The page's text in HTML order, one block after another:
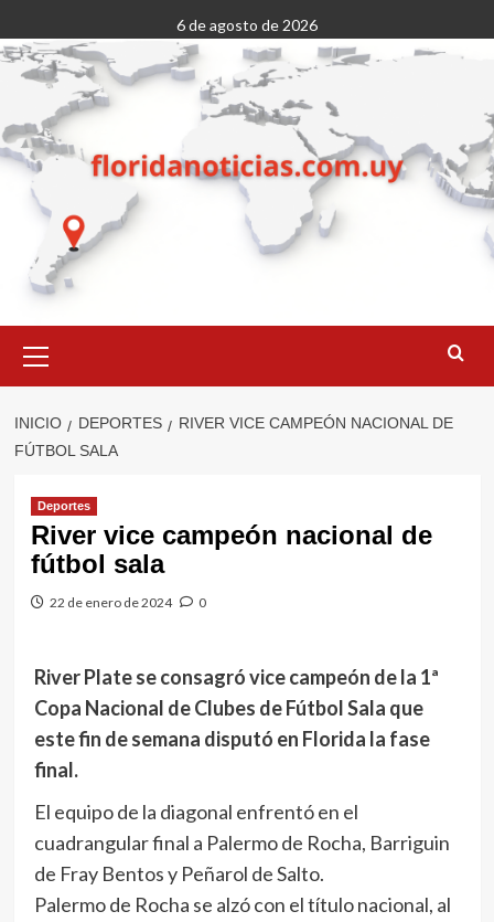
al
contenido
6 de agosto de 2026
primario
INICIO DEPORTES
RIVER VICE CAMPEÓN NACIONAL DE
FÚTBOL SALA
Deportes
River vice campeón nacional de
fútbol sala
22 de enero de 2024 0
River Plate se consagró vice campeón de la 1ª
Copa Nacional de Clubes de Fútbol Sala que
este fin de semana disputó en Florida la fase
final.
El equipo de la diagonal enfrentó en el
cuadrangular final a Palermo de Rocha, Barriguin
de Fray Bentos y Peñarol de Salto.
Palermo de Rocha se alzó con el título nacional, al